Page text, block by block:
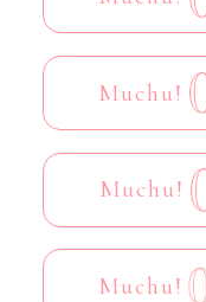
Muchu!
Muchu!
Muchu!